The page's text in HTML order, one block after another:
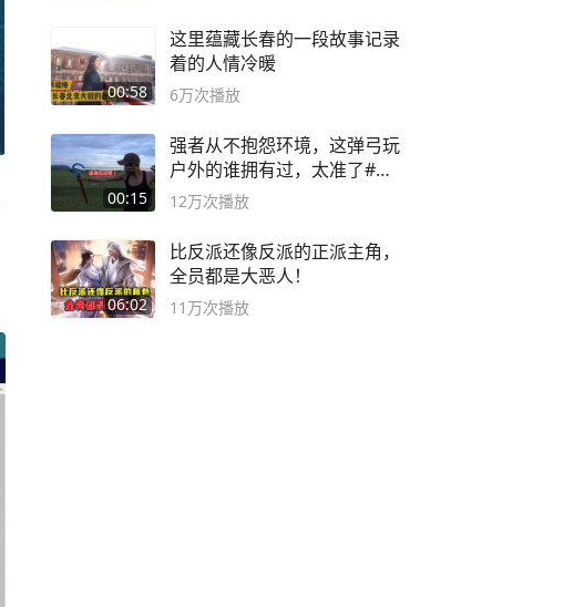
00:58
这里蕴藏长春的一段故事记录
着的人情冷暖
6万次播放
00:15
强者从不抱怨环境，这弹弓玩
户外的谁拥有过，太准了#弹
弓#户外
12万次播放
06:02
比反派还像反派的正派主角，
全员都是大恶人！
11万次播放